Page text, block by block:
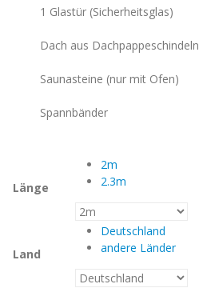
1 Glastür (Sicherheitsglas)
Dach aus Dachpappeschindeln
Saunasteine (nur mit Ofen)
Spannbänder
Länge
2m
2.3m
Land
Deutschland
andere Länder